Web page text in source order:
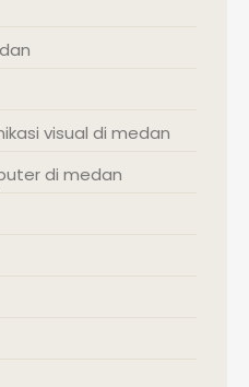
visual di medan
di medan